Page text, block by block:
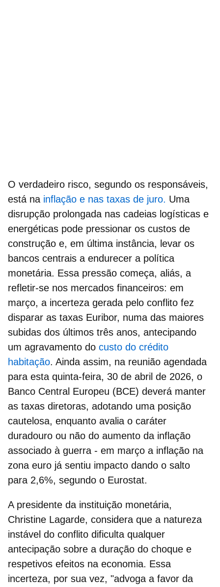
O verdadeiro risco, segundo os responsáveis,
está na inflação e nas taxas de juro. Uma
disrupção prolongada nas cadeias logísticas e
energéticas pode pressionar os custos de
construção e, em última instância, levar os
bancos centrais a endurecer a política
monetária. Essa pressão começa, aliás, a
refletir-se nos mercados financeiros: em
março, a incerteza gerada pelo conflito fez
disparar as taxas Euribor, numa das maiores
subidas dos últimos três anos, antecipando
um agravamento do custo do crédito
habitação. Ainda assim, na reunião agendada
para esta quinta-feira, 30 de abril de 2026, o
Banco Central Europeu (BCE) deverá manter
as taxas diretoras, adotando uma posição
cautelosa, enquanto avalia o caráter
duradouro ou não do aumento da inflação
associado à guerra - em março a inflação na
zona euro já sentiu impacto dando o salto
para 2,6%, segundo o Eurostat.
A presidente da instituição monetária,
Christine Lagarde, considera que a natureza
instável do conflito dificulta qualquer
antecipação sobre a duração do choque e
respetivos efeitos na economia. Essa
incerteza, por sua vez, "advoga a favor da